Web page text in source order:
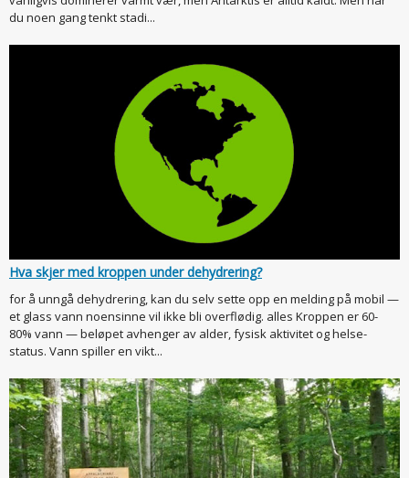
du noen gang tenkt stadi...
Hva skjer med kroppen under dehydrering?
for å unngå dehydrering, kan du selv sette opp en melding på mobil —
et glass vann noensinne vil ikke bli overflødig. alles Kroppen er 60-
80% vann — beløpet avhenger av alder, fysisk aktivitet og helse-
status. Vann spiller en vikt...